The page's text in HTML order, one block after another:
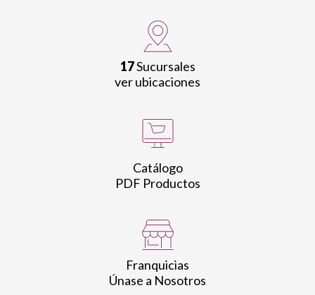
17Sucursales
ver ubicaciones
Catálogo
PDF Productos
Franquicias
Únase a Nosotros